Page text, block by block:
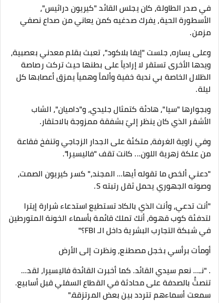
​في صدر الطاولة، كان يجلس القائد "كيريون دراثيس"،
الأسطورة الحية، يفرك صدغيه كمن يعاني من صداع نصفي
مزمن.
وعلى يساره، جلست "إيفا بلاكود"، تعبث بقلم معدني بعصبية،
ويدها الأخرى تستقر لا إرادياً على بطنها حيث تركت رصاصة
الظلال الخاصة بي ندبة خفية وألماً وهمياً يمزق أعصابها كل
ليلة.
وبجوارها "سيا"، هادئة كتمثال جليدي، و"داميان"، الشاب
الأشقر الذي كان ينظر إليّ بشفقة ممزوجة بالاحتقار.
​وفي زاوية الغرفة، متكئة على الجدار الزجاجي وتنفخ فقاعة
من علكة زهرية اللون... كانت تقف "فاليسيرا".
​"دعني ألخص ما تقوله أيها... المجند،" كسر كيريون الصمت،
وصوته الجهوري يحمل ثقل رتبته S.
"أنت تدعي، وأنت الذي بالكاد تستطيع استدعاء شرارة إيترا
لتدفئة كوب قهوة، أنك تملك قائمة بأسماء الخونة المتورطين
في شبكة التجارب البشرية داخل الـ FBI؟"
​أومأت برأسي بخجل مصطنع، ونظرت إلى الأرض
. "نـ... نعم سيدي القائد. كما أخبرت القائدة فاليسيرا، لقد...
تنصتُّ بالصدفة على محادثة في القطاع السفلي قبل أسابيع.
سمعت أسماءهم تتردد بين بعض المرتزقة."